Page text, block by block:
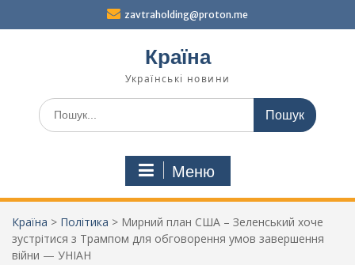
zavtraholding@proton.me
Країна
Українські новини
Шукати:
Меню
Країна > Політика > Мирний план США – Зеленський хоче
зустрітися з Трампом для обговорення умов завершення
війни — УНІАН